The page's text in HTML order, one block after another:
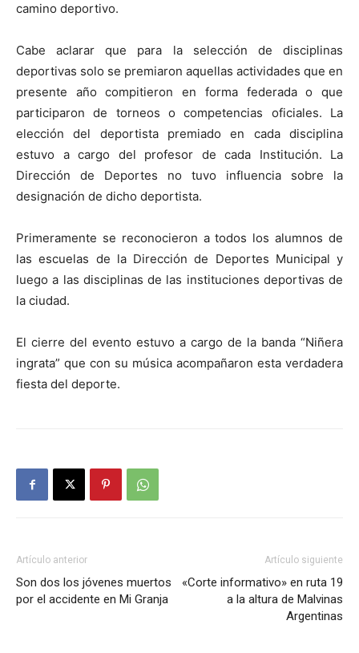
camino deportivo.
Cabe aclarar que para la selección de disciplinas
deportivas solo se premiaron aquellas actividades que en
presente año compitieron en forma federada o que
participaron de torneos o competencias oficiales. La
elección del deportista premiado en cada disciplina
estuvo a cargo del profesor de cada Institución. La
Dirección de Deportes no tuvo influencia sobre la
designación de dicho deportista.
Primeramente se reconocieron a todos los alumnos de
las escuelas de la Dirección de Deportes Municipal y
luego a las disciplinas de las instituciones deportivas de
la ciudad.
El cierre del evento estuvo a cargo de la banda “Niñera
ingrata” que con su música acompañaron esta verdadera
fiesta del deporte.
Artículo anterior
Son dos los jóvenes muertos
por el accidente en Mi Granja
Artículo siguiente
«Corte informativo» en ruta 19
a la altura de Malvinas
Argentinas